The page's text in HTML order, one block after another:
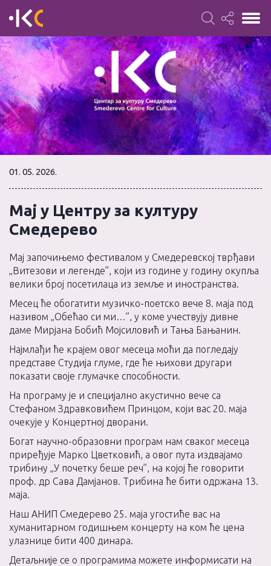
01. 05. 2026.
Мај у Центру за културу
Смедерево
Мај започињемо фестивалом у Смедеревској тврђави
„Витезови и легенде”, који из године у годину окупља
велики број посетилаца из земље и иностранства.
Месец ће обогатити музичко-поетско вече 8. маја под
називом „Обећао си ми…”, у коме учествују дивне
даме Мирјана Бобић Мојсиловић и Тања Бањанин.
Најмлађи ће крајем овог месеца моћи да погледају
представе Студија глуме, где ће њихови другари
показати своје глумачке способности.
На програму је и специјално акустично вече са
Стефаном Здравковићем Принцом, који вас 20. маја
очекује у Концертној дворани.
Богат научно-образовни програм нам сваког месеца
приређује Марко Цветковић, а овог пута издвајамо
трибину „У почетку беше реч”, на којој ће говорити
проф. др Сава Дамјанов. Трибина ће бити одржана 13.
маја.
Наш АНИП Смедерево 25. маја угостиће вас на
хуманитарном годишњем концерту на ком ће цена
улазнице бити 400 динара.
Детаљније се о програмима можете информисати на